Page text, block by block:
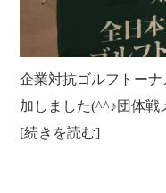
企業対抗ゴルフトー
加しました(^^♪団体戦
[続きを読む]